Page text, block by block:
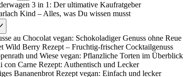
3 in 1: Der ultimative Kaufratgeber
Kind – Alles, was Du wissen musst
au Chocolat vegan: Schokoladiger Genuss ohne Reue
Wild Berry Rezept – Fruchtig-frischer Cocktailgenuss
und Wiese vegan: Pflanzliche Torten im Überblick
con Carne Rezept: Authentisch und Lecker
Bananenbrot Rezept vegan: Einfach und lecker